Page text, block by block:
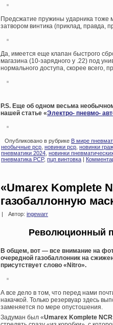
Предсжатие пружины ударника тоже
затвором винтика (приклад, правда,
Да, имеется еще клапан быстрого
магазина (10-зарядного у .22) под
нормального доступа, скорее всего,
P.S. Еще об одном весьма
нашей статье «Электро- пневмо-
Опубликовано в рубрике В мире
необычные pcp новинки pcp новинки
пневматики 2024 новинки
пневматика PCP, пцп винтовка
«Umarex Komplete
газобаллонную
| Автор: ingewarr
Революционный
В общем, вот — все внимание на
очередной газобаллонник на
присутствует слово «Nitro».
А все дело в том, что перед нами
накачкой. Только резервуар здесь
заменяется по мере опустошения.
Задуман был «Umarex Komplete NCR